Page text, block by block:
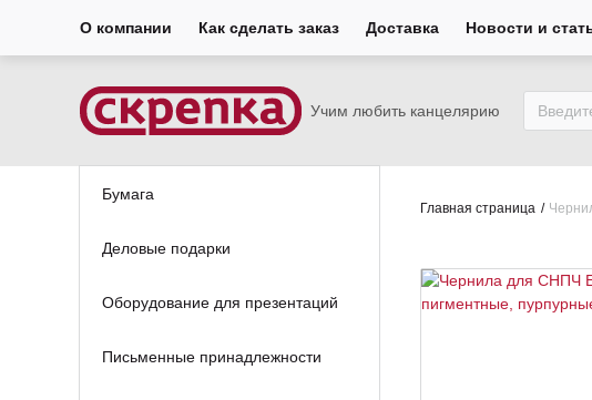
О компании Как сделать заказ Доставка Новости и
Учим любить канцелярию
Бумага
Деловые подарки
Оборудование для презентаций
Письменные принадлежности
Главная страница